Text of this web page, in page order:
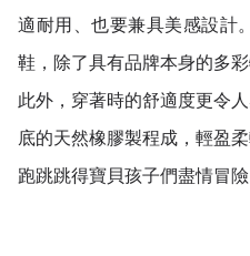
適耐用、也要兼具美感設計
鞋，除了具有品牌本身的多
此外，穿著時的舒適度更令
底的天然橡膠製程成，輕盈
跑跳跳得寶貝孩子們盡情冒險